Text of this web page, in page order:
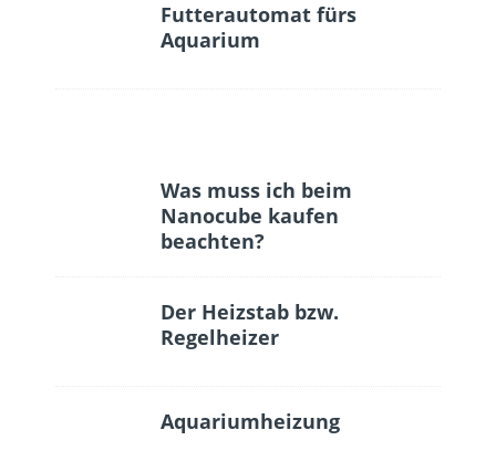
Futterautomat fürs
Aquarium
Was muss ich beim
Nanocube kaufen
beachten?
Der Heizstab bzw.
Regelheizer
Aquariumheizung